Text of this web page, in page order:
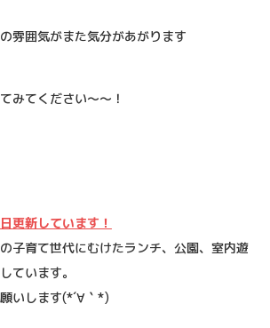
雰囲気がまた気分があがります
みてください～～！
更新しています！
子育て世代にむけたランチ、公園、室内遊
ています。
いします(*´∀｀ *)